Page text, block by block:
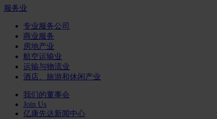
服务业
专业服务公司
商业服务
房地产业
航空运输业
运输与物流业
酒店、旅游和休闲产业
我们的董事会
Join Us
亿康先达新闻中心